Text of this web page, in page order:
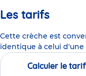
Les tarifs
Cette crèche est
identique à celui
Calculer le